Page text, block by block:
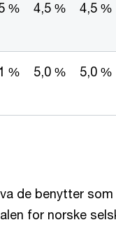
% 4,5 % 4,5 %
% 5,0 % 5,0 %
de benytter
for norske